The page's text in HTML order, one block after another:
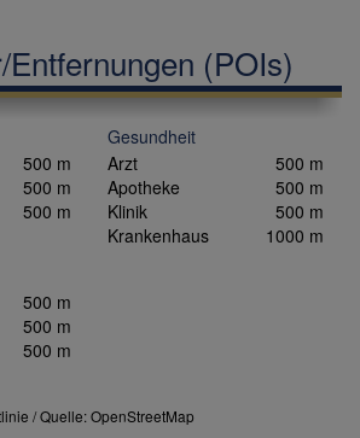
(POIs)
500 m
500 m
500 m
Gesundheit
Arzt
500 m
Apotheke
500 m
Klinik
500 m
Krankenhaus
1000 m
500 m
500 m
500 m
/ Quelle: OpenStreetMap